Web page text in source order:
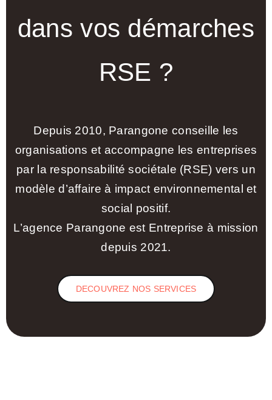
dans vos démarches
RSE ?
Depuis 2010, Parangone conseille les
organisations et accompagne les entreprises
par la responsabilité sociétale (RSE) vers un
modèle d’affaire à impact environnemental et
social positif.
L’agence Parangone est Entreprise à mission
depuis 2021.
DECOUVREZ NOS SERVICES